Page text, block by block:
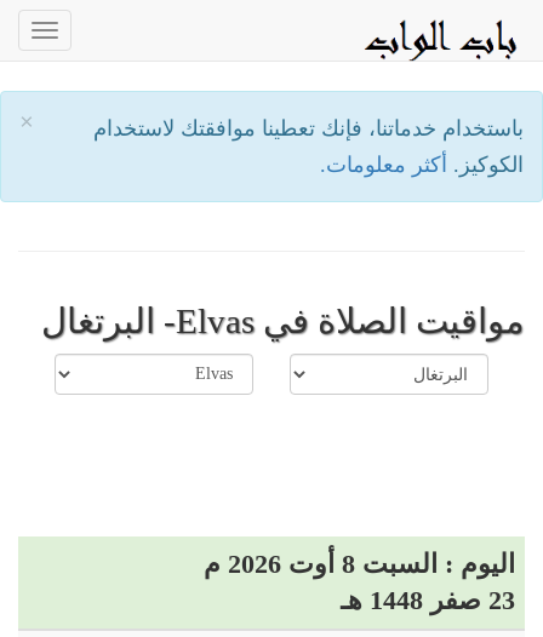
×
باستخدام خدماتنا، فإنك تعطينا موافقتك لاستخدام
الكوكيز. أكثر معلومات.
مواقيت الصلاة في Elvas- البرتغال
اليوم : السبت 8 أوت 2026 م
23 صفر 1448 هـ